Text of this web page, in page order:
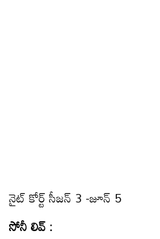
నైట్ కోర్ట్ సీజన్ 3 -జూన్ 5
సోనీ లివ్ :